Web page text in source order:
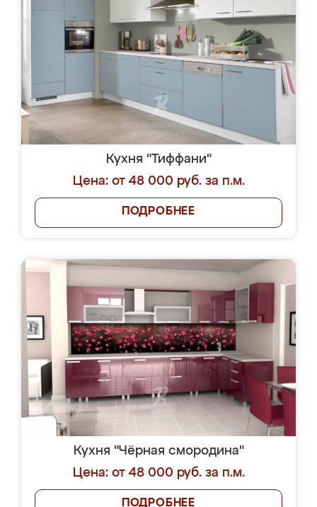
Кухня "Тиффани"
Цена: от 48 000 руб. за п.м.
ПОДРОБНЕЕ
Кухня "Чёрная смородина"
Цена: от 48 000 руб. за п.м.
ПОДРОБНЕЕ